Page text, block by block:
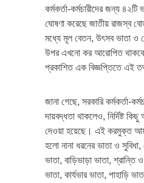
কর্মকর্তা-কর্মচারীদের জন্য
ঘোষণা করেছে জাতীয় রাজস্ব
মধ্যে মূল বেতন, উৎসব ভাতা ও
উপর এখনো কর আরোপিত
প্রকাশিত এক বিজ্ঞপ্তিতে এই
জানা গেছে, সরকারি কর্মকর্তা-
দায়বদ্ধতা থাকলেও, নির্দিষ্ট
দেওয়া হয়েছে। এই করমুক্ত
হলো নানা ধরনের ভাতা ও সুবিধা,
ভাতা, বাড়িভাড়া ভাতা, শ্রান্তি
ভাতা, কার্যভার ভাতা, পাহাড়ি